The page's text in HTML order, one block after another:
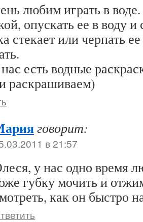
любим играть в
опускать ее в воду и
стекает или черпать
есть водные
раскрашиваем)
говорит:
в 21:57
у нас одно время
губку мочить и
как он быстро